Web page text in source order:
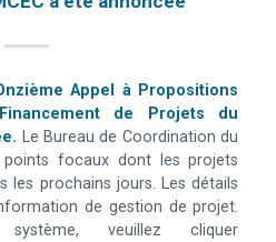
Appel à Propositions
de Projets du
Le Bureau de Coordination du
points focaux dont les projets
les prochains jours. Les détails
de gestion de projet.
veuillez cliquer